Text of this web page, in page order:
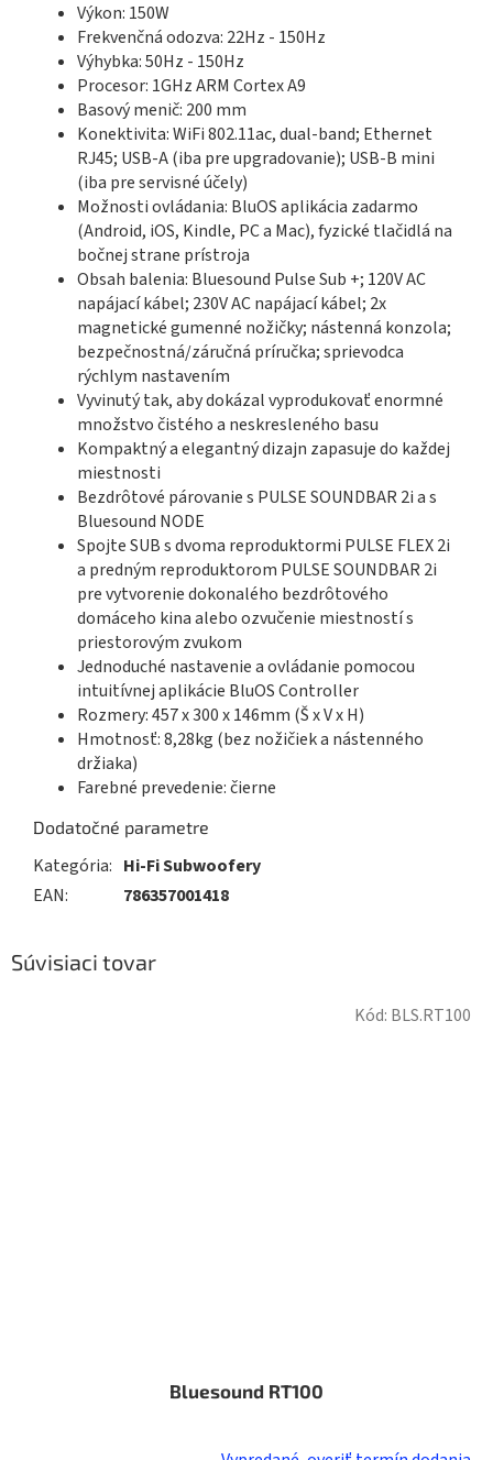
Výkon: 150W
Frekvenčná odozva: 22Hz - 150Hz
Výhybka: 50Hz - 150Hz
Procesor: 1GHz ARM Cortex A9
Basový menič: 200 mm
Konektivita: WiFi 802.11ac, dual-band; Ethernet
RJ45; USB-A (iba pre upgradovanie); USB-B mini
(iba pre servisné účely)
Možnosti ovládania: BluOS aplikácia zadarmo
(Android, iOS, Kindle, PC a Mac), fyzické tlačidlá na
bočnej strane prístroja
Obsah balenia: Bluesound Pulse Sub +; 120V AC
napájací kábel; 230V AC napájací kábel; 2x
magnetické gumenné nožičky; nástenná konzola;
bezpečnostná/záručná príručka; sprievodca
rýchlym nastavením
Vyvinutý tak, aby dokázal vyprodukovať enormné
množstvo čistého a neskresleného basu
Kompaktný a elegantný dizajn zapasuje do každej
miestnosti
Bezdrôtové párovanie s PULSE SOUNDBAR 2i a s
Bluesound NODE
Spojte SUB s dvoma reproduktormi PULSE FLEX 2i
a predným reproduktorom PULSE SOUNDBAR 2i
pre vytvorenie dokonalého bezdrôtového
domáceho kina alebo ozvučenie miestností s
priestorovým zvukom
Jednoduché nastavenie a ovládanie pomocou
intuitívnej aplikácie BluOS Controller
Rozmery: 457 x 300 x 146mm (Š x V x H)
Hmotnosť: 8,28kg (bez nožičiek a nástenného
držiaka)
Farebné prevedenie: čierne
Dodatočné parametre
Kategória: Hi-Fi Subwoofery
EAN: 786357001418
Súvisiaci tovar
Bluesound RT100
Kód: BLS.RT100